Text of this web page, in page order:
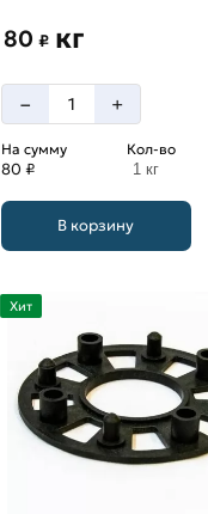
80 ₽ кг
– +
На сумму
80 ₽
Кол-во
1 кг
В корзину
Хит